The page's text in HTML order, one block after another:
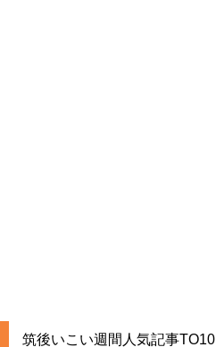
筑後いこい週間人気記事TO10